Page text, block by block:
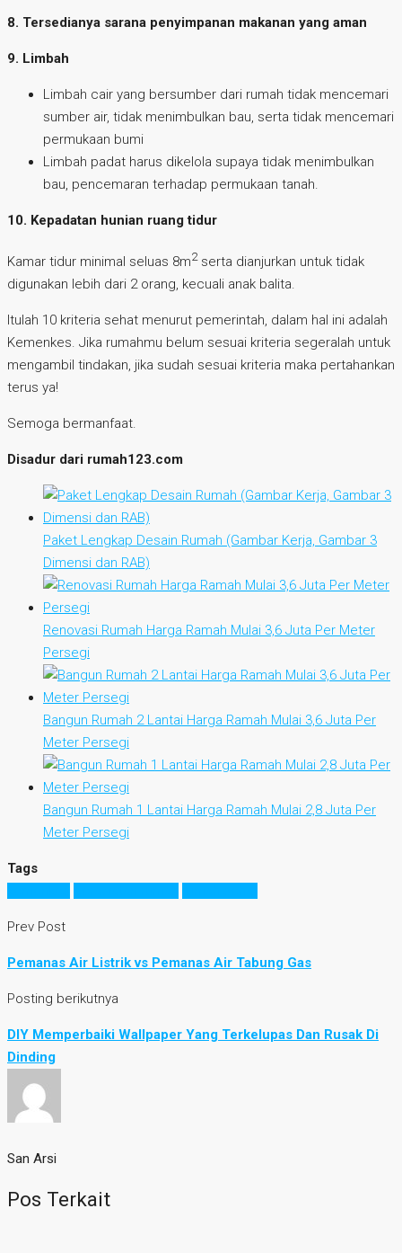
8. Tersedianya sarana penyimpanan makanan yang aman
9. Limbah
Limbah cair yang bersumber dari rumah tidak mencemari
sumber air, tidak menimbulkan bau, serta tidak mencemari
permukaan bumi
Limbah padat harus dikelola supaya tidak menimbulkan
bau, pencemaran terhadap permukaan tanah.
10. Kepadatan hunian ruang tidur
Kamar tidur minimal seluas 8m2serta dianjurkan untuk tidak
digunakan lebih dari 2 orang, kecuali anak balita.
Itulah 10 kriteria sehat menurut pemerintah, dalam hal ini adalah
Kemenkes. Jika rumahmu belum sesuai kriteria segeralah untuk
mengambil tindakan, jika sudah sesuai kriteria maka pertahankan
terus ya!
Semoga bermanfaat.
Disadur dari rumah123.com
Paket Lengkap Desain Rumah (Gambar Kerja, Gambar 3
Dimensi dan RAB)
Renovasi Rumah Harga Ramah Mulai 3,6 Juta Per Meter
Persegi
Bangun Rumah 2 Lantai Harga Ramah Mulai 3,6 Juta Per
Meter Persegi
Bangun Rumah 1 Lantai Harga Ramah Mulai 2,8 Juta Per
Meter Persegi
Tags
Prev Post
Pemanas Air Listrik vs Pemanas Air Tabung Gas
Posting berikutnya
DIY Memperbaiki Wallpaper Yang Terkelupas Dan Rusak Di
Dinding
San Arsi
Pos Terkait